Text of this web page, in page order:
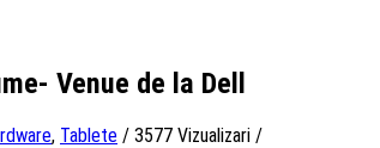
Venue de la Dell
, Tablete / 3577 Vizualizari /